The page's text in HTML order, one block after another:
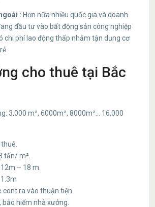
: Hơn nữa nhiều quốc gia và doanh
đầu tư vào bất động sản công nghiệp
chi phí lao động thấp nhằm tận dụng cơ
cho thuê tại Bắc
3,000 m², 6000m², 8000m²… 16,000
tấn/ m².
– 18 m.
ra vào thuận tiện.
bảo hiểm nhà xưởng.